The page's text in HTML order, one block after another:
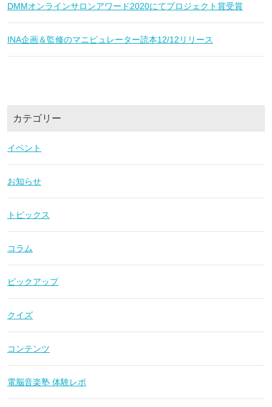
DMMオンラインサロンアワード2020にてプロジェクト賞受賞
INA企画＆監修のマニピュレーター読本12/12リリース
カテゴリー
イベント
お知らせ
トピックス
コラム
ピックアップ
クイズ
コンテンツ
電脳音楽塾 体験レポ